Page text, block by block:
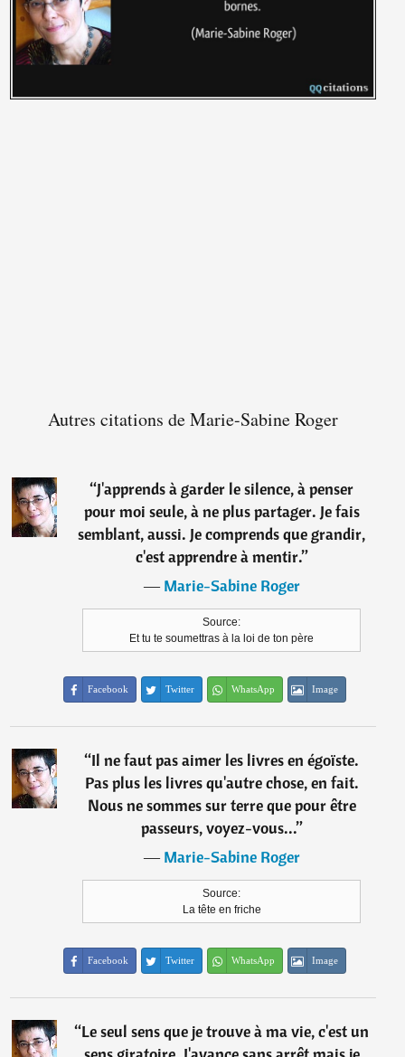
Autres citations de Marie-Sabine Roger
“J'apprends à garder le silence, à penser
pour moi seule, à ne plus partager. Je fais
semblant, aussi. Je comprends que grandir,
c'est apprendre à mentir.”
―Marie-Sabine Roger
Source:
Et tu te soumettras à la loi de ton père
Facebook Twitter WhatsApp Image
“Il ne faut pas aimer les livres en égoïste.
Pas plus les livres qu'autre chose, en fait.
Nous ne sommes sur terre que pour être
passeurs, voyez-vous...”
―Marie-Sabine Roger
Source:
La tête en friche
Facebook Twitter WhatsApp Image
“Le seul sens que je trouve à ma vie, c'est un